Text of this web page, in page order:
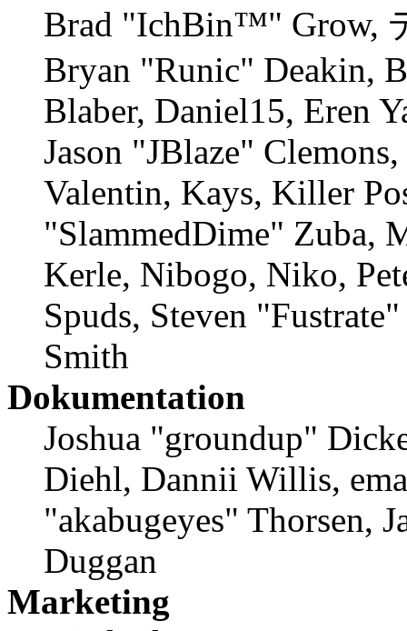
Brad "IchBin™" Grow,
Bryan "Runic" Deakin,
Blaber, Daniel15, Eren
Jason "JBlaze"
Valentin, Kays, Killer
"SlammedDime" Zuba,
Kerle, Nibogo, Niko,
Spuds, Steven
Smith
Dokumentation
Joshua "groundup"
Diehl, Dannii Willis,
"akabugeyes" Thorsen,
Duggan
Marketing